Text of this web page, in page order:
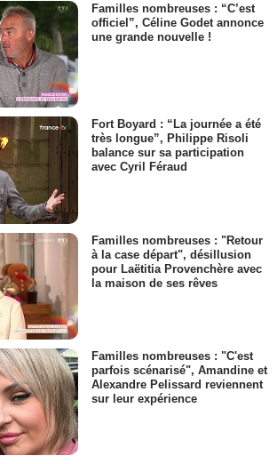
Familles nombreuses : “C’est
officiel”, Céline Godet annonce
une grande nouvelle !
Fort Boyard : “La journée a été
très longue”, Philippe Risoli
balance sur sa participation
avec Cyril Féraud
Familles nombreuses : "Retour
à la case départ", désillusion
pour Laëtitia Provenchère avec
la maison de ses rêves
Familles nombreuses : "C'est
parfois scénarisé", Amandine et
Alexandre Pelissard reviennent
sur leur expérience